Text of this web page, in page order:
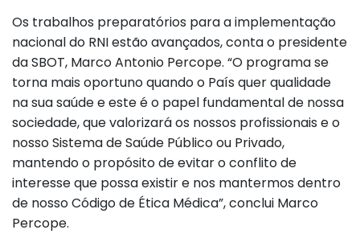
Os trabalhos preparatórios para a implementação
nacional do RNI estão avançados, conta o presidente
da SBOT, Marco Antonio Percope. “O programa se
torna mais oportuno quando o País quer qualidade
na sua saúde e este é o papel fundamental de nossa
sociedade, que valorizará os nossos profissionais e o
nosso Sistema de Saúde Público ou Privado,
mantendo o propósito de evitar o conflito de
interesse que possa existir e nos mantermos dentro
de nosso Código de Ética Médica”, conclui Marco
Percope.